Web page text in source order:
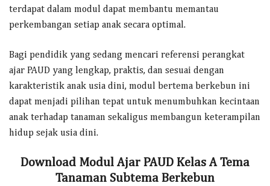
terdapat dalam modul dapat membantu memantau
perkembangan setiap anak secara optimal.
Bagi pendidik yang sedang mencari referensi perangkat
ajar PAUD yang lengkap, praktis, dan sesuai dengan
karakteristik anak usia dini, modul bertema berkebun ini
dapat menjadi pilihan tepat untuk menumbuhkan kecintaan
anak terhadap tanaman sekaligus membangun keterampilan
hidup sejak usia dini.
Download Modul Ajar PAUD Kelas A Tema
Tanaman Subtema Berkebun